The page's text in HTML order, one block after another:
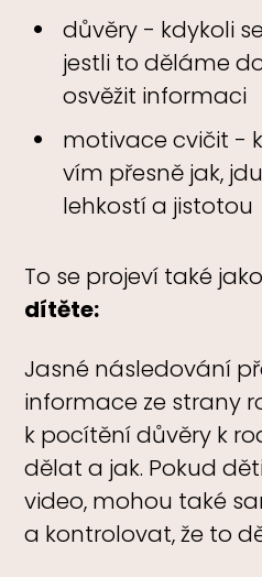
důvěry - kdykoli
jestli to děláme
osvěžit informaci
motivace cvičit -
vím přesně jak,
lehkostí a jistotou
To se projeví také jako
dítěte:
Jasné následování
informace ze strany
k pocítění důvěry k
dělat a jak. Pokud
video, mohou také
a kontrolovat, že to